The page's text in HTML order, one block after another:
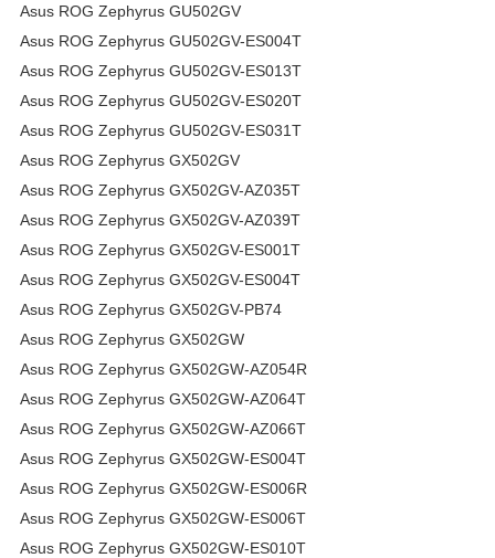
Asus ROG Zephyrus GU502GV
Asus ROG Zephyrus GU502GV-ES004T
Asus ROG Zephyrus GU502GV-ES013T
Asus ROG Zephyrus GU502GV-ES020T
Asus ROG Zephyrus GU502GV-ES031T
Asus ROG Zephyrus GX502GV
Asus ROG Zephyrus GX502GV-AZ035T
Asus ROG Zephyrus GX502GV-AZ039T
Asus ROG Zephyrus GX502GV-ES001T
Asus ROG Zephyrus GX502GV-ES004T
Asus ROG Zephyrus GX502GV-PB74
Asus ROG Zephyrus GX502GW
Asus ROG Zephyrus GX502GW-AZ054R
Asus ROG Zephyrus GX502GW-AZ064T
Asus ROG Zephyrus GX502GW-AZ066T
Asus ROG Zephyrus GX502GW-ES004T
Asus ROG Zephyrus GX502GW-ES006R
Asus ROG Zephyrus GX502GW-ES006T
Asus ROG Zephyrus GX502GW-ES010T